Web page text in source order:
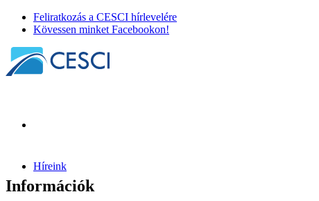
Feliratkozás a CESCI hírlevelére
Kövessen minket Facebookon!
Híreink
Információk